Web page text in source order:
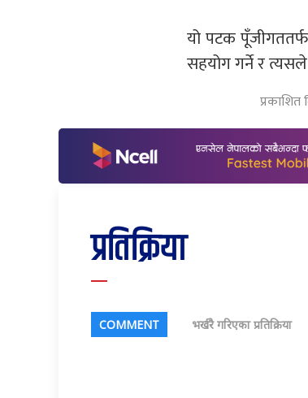
यो पटक
सहयोग गर्ने र
प्रतिक्रिया
COMMENT भर्खरै गरिएका प्रतिक्रिया